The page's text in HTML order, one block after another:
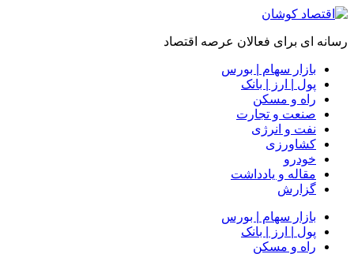
رسانه ای برای فعالان عرصه اقتصاد
بازار سهام | بورس
پول | ارز | بانک
راه و مسکن
صنعت و تجارت
نفت و انرژی
کشاورزی
خودرو
مقاله و یادداشت
گزارش
بازار سهام | بورس
پول | ارز | بانک
راه و مسکن